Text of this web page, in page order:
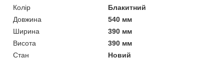
Колір
Блакитний
Довжина
540 мм
Ширина
390 мм
Висота
390 мм
Стан
Новий